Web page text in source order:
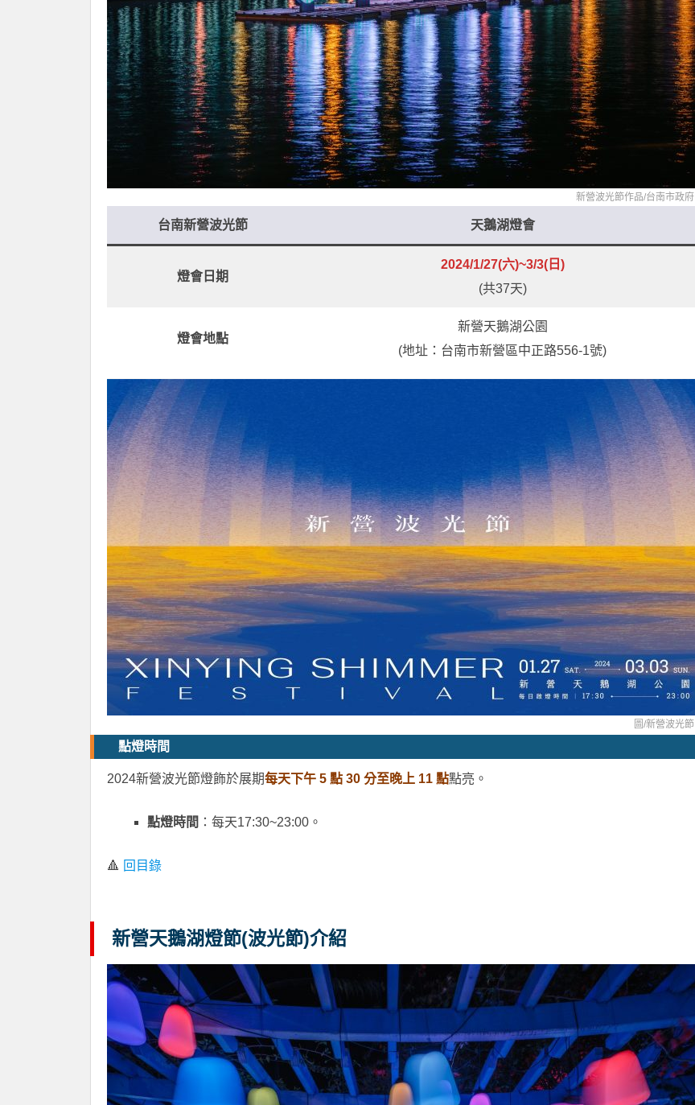
新營波光節作品/台南市政府
台南新營波光節 天鵝湖燈會
燈會日期
2024/1/27(六)~3/3(日)
(共37天)
燈會地點
新營天鵝湖公園
(地址：台南市新營區中正路556-1號)
圖/新營波光節
點燈時間
2024新營波光節燈飾於展期每天下午 5 點 30 分至晚上 11 點點亮。
點燈時間 ：每天17:30~23:00。
🔺 回目錄
新營天鵝湖燈節(波光節)介紹